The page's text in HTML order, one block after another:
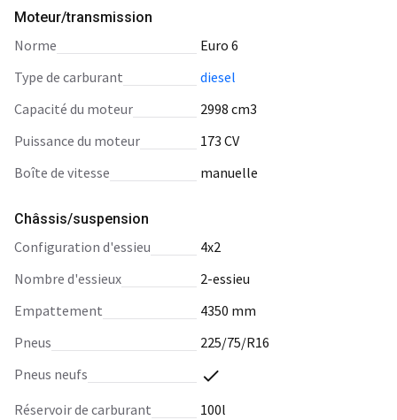
Moteur/transmission
norme
Euro 6
type de carburant
diesel
capacité du moteur
2998 cm3
puissance du moteur
173 CV
boîte de vitesse
manuelle
Châssis/suspension
configuration d'essieu
4x2
nombre d'essieux
2-essieu
empattement
4350 mm
pneus
225/75/R16
pneus neufs
réservoir de carburant
100l